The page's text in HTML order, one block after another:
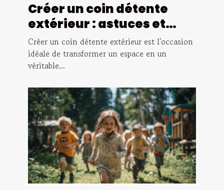
Créer un coin détente
extérieur : astuces et
inspirations
Créer un coin détente extérieur est l'occasion
idéale de transformer un espace en un
véritable...